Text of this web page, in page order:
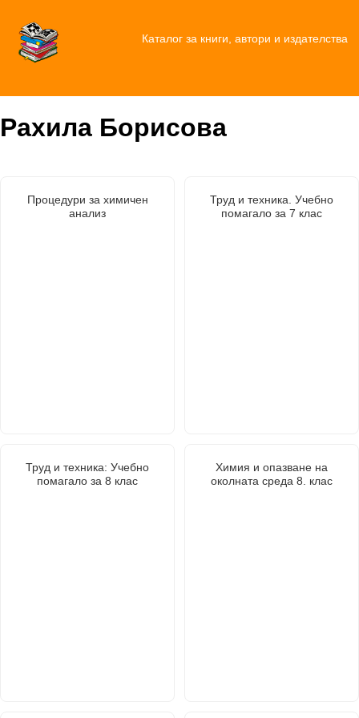
Каталог за книги, автори и издателства
Рахила Борисова
Процедури за химичен
анализ
Труд и техника. Учебно
помагало за 7 клас
Труд и техника: Учебно
помагало за 8 клас
Химия и опазване на
околната среда 8. клас